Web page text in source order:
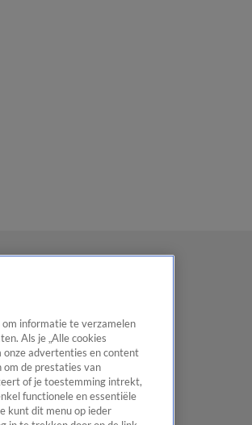
informatie te verzamelen
Als je „Alle cookies
onze advertenties en content
om de prestaties van
of je toestemming intrekt,
functionele en essentiële
kunt dit menu op ieder